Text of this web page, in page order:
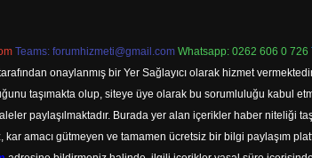
Teams: forumhizmeti@gmail.com Whatsapp: 0262 606 0 726
onaylanmış bir Yer Sağlayıcı olarak hizmet
taşımakta olup, siteye üye olarak bu sorumluluğu kabul
paylaşılmaktadır. Burada yer alan içerikler haber niteliği
amacı gütmeyen ve tamamen ücretsiz bir bilgi paylaşım